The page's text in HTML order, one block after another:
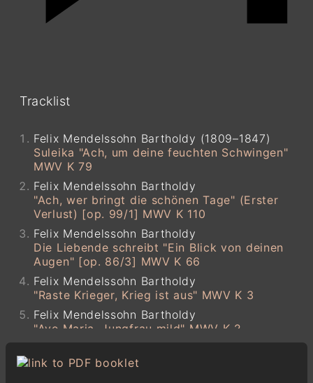
Tracklist
Felix Mendelssohn Bartholdy (1809–1847)
Suleika "Ach, um deine feuchten Schwingen"
MWV K 79
Felix Mendelssohn Bartholdy
"Ach, wer bringt die schönen Tage" (Erster
Verlust) [op. 99/1] MWV K 110
Felix Mendelssohn Bartholdy
Die Liebende schreibt "Ein Blick von deinen
Augen" [op. 86/3] MWV K 66
Felix Mendelssohn Bartholdy
"Raste Krieger, Krieg ist aus" MWV K 3
Felix Mendelssohn Bartholdy
"Ave Maria, Jungfrau mild" MWV K 2
"Allnächtlich im Traume seh ich dich" [op.